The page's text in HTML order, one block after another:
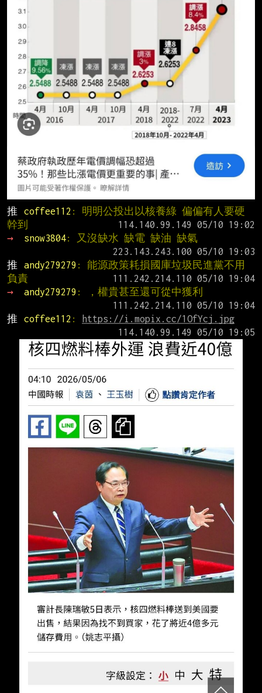
推 coffee112 : 明明公投出以核養綠 偏偏有人要硬
幹到
→
snow3804: 又沒缺水 缺電 缺油 缺氣
推
andy279279 : 能源政策耗損國庫垃圾民進黨不用
負責
→
andy279279 : ，權貴甚至還可從中獲利
推
coffee112 :
https://i.mopix.cc/1OfYcj.jpg